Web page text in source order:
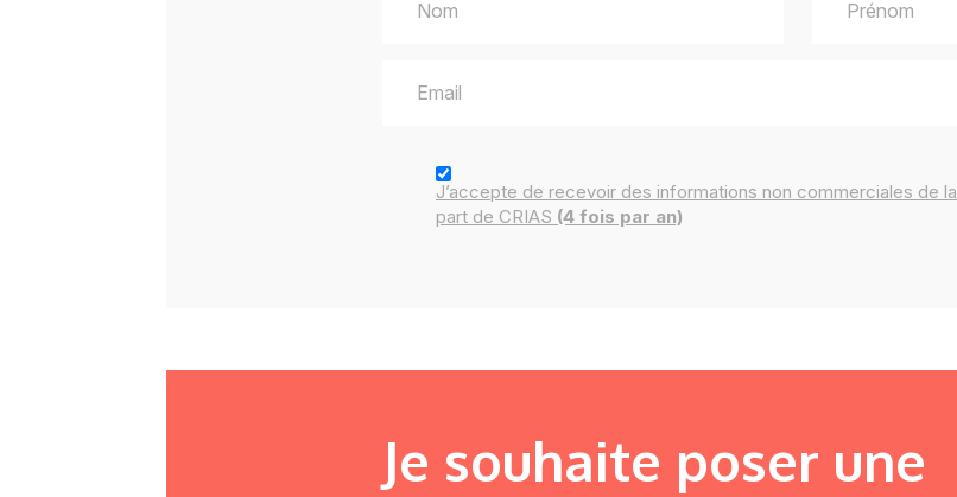
J’accepte de recevoir des informations non commerciales de la
part de CRIAS (4 fois par an)
Je souhaite poser une